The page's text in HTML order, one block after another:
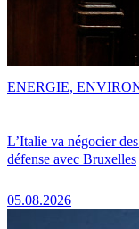
L’Italie va négocier
défense avec Bruxelles
05.08.2026
ENERGIE,